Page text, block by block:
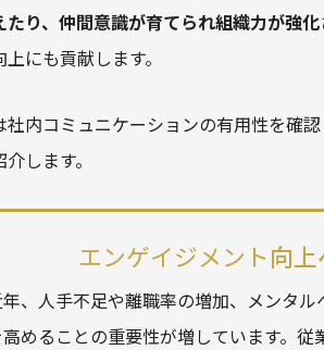
たり、仲間意識が育てられ組織力が強化
上にも貢献します。
社内コミュニケーションの有用性を確
します。
エンゲイジメント向
、人手不足や離職率の増加、メンタ
めることの重要性が増しています。従